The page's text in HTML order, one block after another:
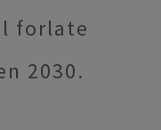
forlate
2030.